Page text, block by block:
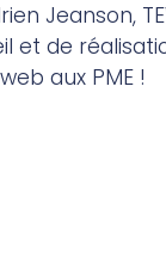
Jeanson,
et de
aux PME !